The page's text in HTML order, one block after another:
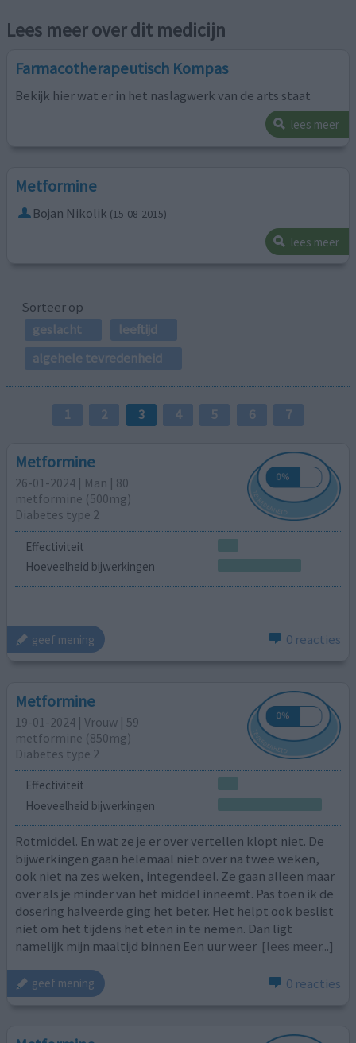
Lees meer over dit medicijn
Farmacotherapeutisch Kompas
Bekijk hier wat er in het naslagwerk van de arts staat
lees meer
Metformine
Bojan Nikolik (15-08-2015)
lees meer
Sorteer op
geslacht
leeftijd
algehele tevredenheid
1 2 3 4 5 6 7
Metformine
26-01-2024 | Man | 80
metformine (500mg)
Diabetes type 2
Effectiviteit
Hoeveelheid bijwerkingen
geef mening 0 reacties
Metformine
19-01-2024 | Vrouw | 59
metformine (850mg)
Diabetes type 2
Effectiviteit
Hoeveelheid bijwerkingen
Rotmiddel. En wat ze je er over vertellen klopt niet. De
bijwerkingen gaan helemaal niet over na twee weken,
ook niet na zes weken, integendeel. Ze gaan alleen maar
over als je minder van het middel inneemt. Pas toen ik de
dosering halveerde ging het beter. Het helpt ook beslist
niet om het tijdens het eten in te nemen. Dan ligt
namelijk mijn maaltijd binnen Een uur weer [lees meer...]
geef mening 0 reacties